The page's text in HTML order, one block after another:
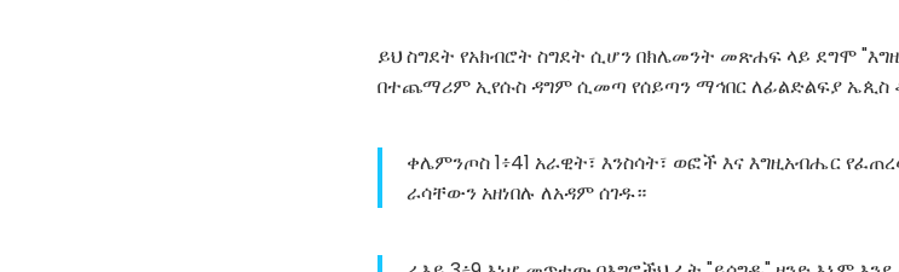
ይህ ስግደት የአክብሮት ስግደት ሲሆን በክሌመንት መጽሐፍ ላይ ደግሞ
በተጨማሪም ኢየሱስ ዳግም ሲመጣ የሰይጣን ማኅበር ለፊልድልፍያ ኤጲስ
ቀሌምንጦስ 1፥41 አራዊት፣ እንስሳት፣ ወፎች እና እግዚአብሔር
ራሳቸውን አዘነበሉ ለአዳም ሰገዱ።